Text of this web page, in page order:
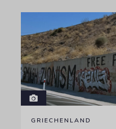
GRIECHENLAND